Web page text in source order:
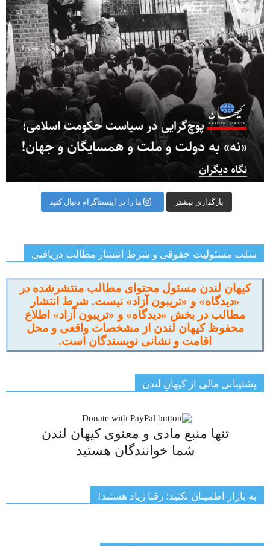
بارگذاری بیشتر ما را در اینستاگرام دنبال کنید
سلب مسئولیت حقوقی و شرط انتشار مطالب دریافتی
کیهان لندن مسئول محتوای مطالب منتشرشده در
«دیدگاه» و «تریبون آزاد» نیست. شرط انتشار
مطالب در بخش «دیدگاه» و «تریبون آزاد» اطلاع
محفوظ کیهان لندن از مشخصات واقعی و محل
اقامت و نشانی نویسندگان است.
پشتیبانی مالی از کیهانِ لندن
تنها منبع مادی و معنوی کیهان لندن
شما خوانندگان هستید
به بازار اطمینان نکنید؛ رقبا زیاد هستند!